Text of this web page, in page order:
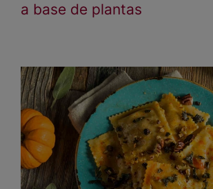
a base de plantas